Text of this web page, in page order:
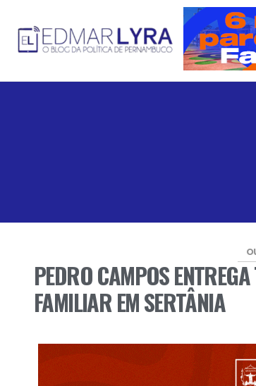
PEDRO CAMPOS
FAMILIAR EM SERTÂNIA